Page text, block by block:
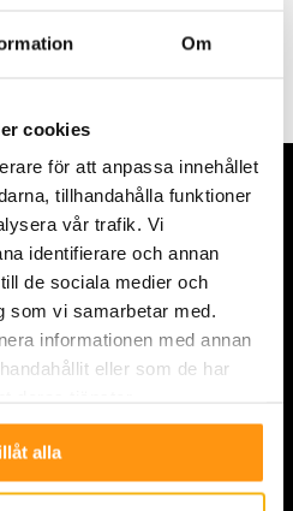
Om
cookies
för att anpassa innehållet
tillhandahålla funktioner
vår trafik. Vi
identifierare och annan
de sociala medier och
som vi samarbetar med.
informationen med annan
eller som de har
alla